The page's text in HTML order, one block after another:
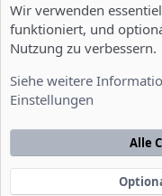
Startseite
Community platform by
Wir verwenden
funktioniert, und
Nutzung zu verbessern.
Siehe weitere
Einstellungen
Alle